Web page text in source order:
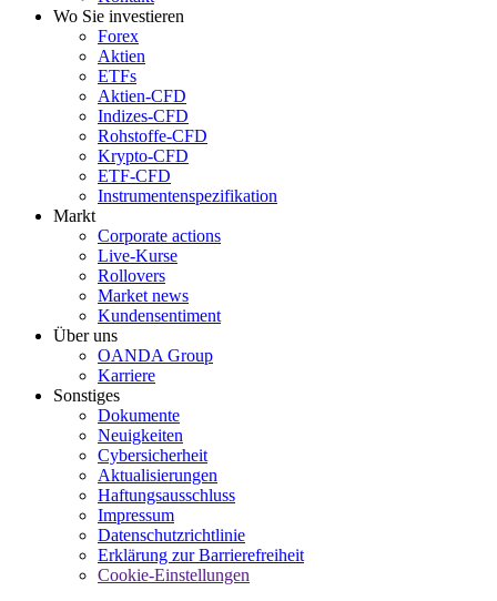
Wo Sie investieren
Forex
Aktien
ETFs
Aktien-CFD
Indizes-CFD
Rohstoffe-CFD
Krypto-CFD
ETF-CFD
Instrumentenspezifikation
Markt
Corporate actions
Live-Kurse
Rollovers
Market news
Kundensentiment
Über uns
OANDA Group
Karriere
Sonstiges
Dokumente
Neuigkeiten
Cybersicherheit
Aktualisierungen
Haftungsausschluss
Impressum
Datenschutzrichtlinie
Erklärung zur Barrierefreiheit
Cookie-Einstellungen